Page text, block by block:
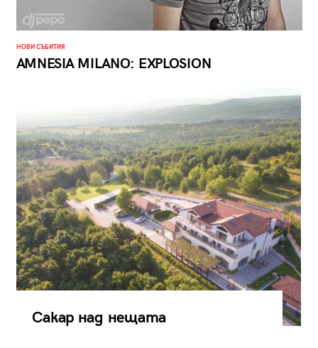
НОВИ СЪБИТИЯ
AMNESIA MILANO: EXPLOSION
Сакар над нещата